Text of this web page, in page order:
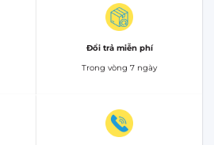
Đổi trả miễn phí
Trong vòng 7 ngày